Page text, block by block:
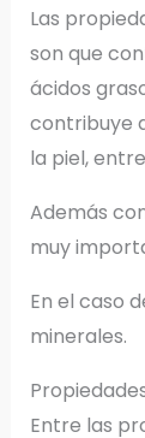
Las
son que
ácidos
contribuye
la piel,
Además
muy
En el caso
minerales.
Entre las